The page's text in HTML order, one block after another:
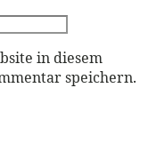
in diesem
speichern.